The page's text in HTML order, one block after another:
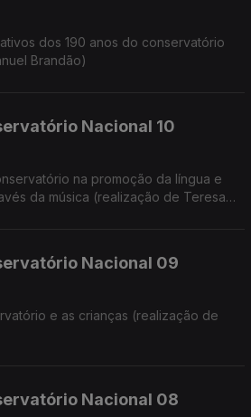
dos 190 anos do conservatório
Brandão)
Nacional 10
na promoção da língua e
da música (realização de Teresa
Nacional 09
e as crianças (realização de
Nacional 08